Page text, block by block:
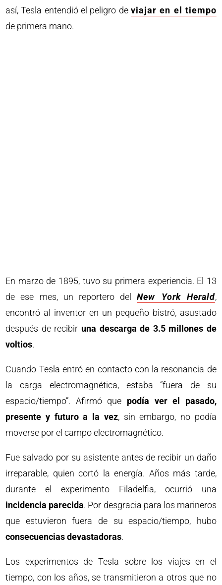
así, Tesla entendió el peligro de viajar en el tiempo
de primera mano.
En marzo de 1895, tuvo su primera experiencia. El 13
de ese mes, un reportero delNew York Herald,
encontró al inventor en un pequeño bistró, asustado
después de recibir una descarga de 3.5 millones de
voltios.
Cuando Tesla entró en contacto con la resonancia de
la carga electromagnética, estaba “fuera de su
espacio/tiempo”. Afirmó que podía ver el pasado,
presente y futuro a la vez, sin embargo, no podía
moverse por el campo electromagnético.
Fue salvado por su asistente antes de recibir un daño
irreparable, quien cortó la energía. Años más tarde,
durante el experimento Filadelfia, ocurrió una
incidencia parecida. Por desgracia para los marineros
que estuvieron fuera de su espacio/tiempo, hubo
consecuencias devastadoras.
Los experimentos de Tesla sobre los viajes en el
tiempo, con los años, se transmitieron a otros que no